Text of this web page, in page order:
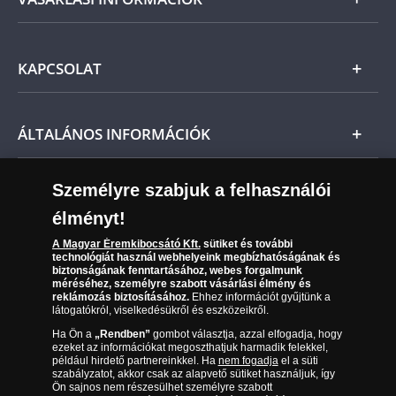
Ne feledje, amennyiben az érem nem teljesíti
előzetes várakozásait, a vonatkozó jogszabályok
és a kézhezvételtől számított 14 napon belül
visszaküldheti. A
mennyiben időközben kifizette a
termék árát, akkor azt visszatérítjük Önnek.
Magyar
Reklamáció
Visszaküldés
Elállási űrlap
KAPCSOLAT
Ügyfélszolgálat
Leiratkozás a hírlevélről
Karrier
ÁLTALÁNOS INFORMÁCIÓK
Sütik (cookies) használata
Süti (cookies)Beállítások
Társaságunkról
Az érmék és érmek ára és értéke
Gyakran ismételt kérdések
Adatkezelés
06 80 888 889
(díjmentesen hívható hétfőtől csütörtökig 9.00 és 17.00
óra között, péntekenként 9.00 és 15.00 óra között)
Személyre szabjuk a felhasználói
élményt!
A Magyar Éremkibocsátó Kft.sütiket és további
technológiát használ webhelyeink megbízhatóságának és
biztonságának fenntartásához, webes forgalmunk
méréséhez, személyre szabott vásárlási élmény és
reklámozás biztosításához.Ehhez információt gyűjtünk a
látogatókról, viselkedésükről és eszközeikről.
Ha Ön a „Rendben”gombot választja, azzal elfogadja, hogy
ezeket az információkat megoszthatjuk harmadik felekkel,
például hirdető partnereinkkel. Ha nem fogadjael a süti
szabályzatot, akkor csak az alapvető sütiket használjuk, így
Ön sajnos nem részesülhet személyre szabott